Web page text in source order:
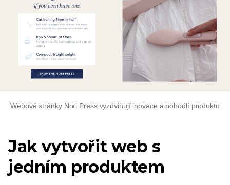
Webové stránky Nori Press vyzdvihují inovace a pohodlí produktu
Jak vytvořit web s
jedním produktem